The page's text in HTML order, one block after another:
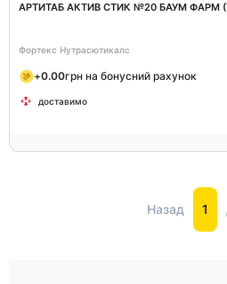
АРТИТАБ АКТИВ СТИК №20 БАУМ ФАРМ
Фортекс Нутрасютикалс
+0.00грн на бонусний рахунок
доставимо
Назад 1